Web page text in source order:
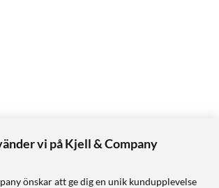
vi på Kjell & Company
önskar att ge dig en unik kundupplevelse